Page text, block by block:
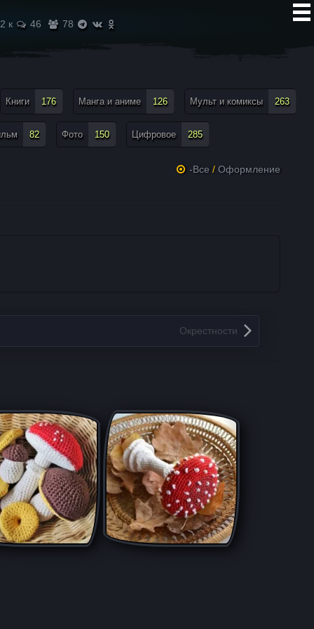
2 к 46 78
Книги 176 Манга и аниме 126 Мульт и комиксы 263
82 Фото 150 Цифровое 285
-Все / Оформление
Окрестности